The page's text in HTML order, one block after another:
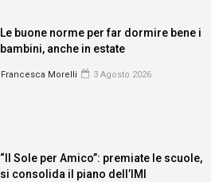
Le buone norme per far dormire bene i
bambini, anche in estate
Francesca Morelli 3 Agosto 2026
“Il Sole per Amico”: premiate le scuole,
si consolida il piano dell’IMI